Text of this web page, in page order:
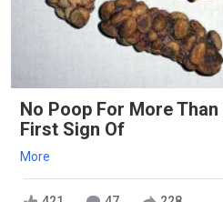
No Poop For More
First Sign Of
More